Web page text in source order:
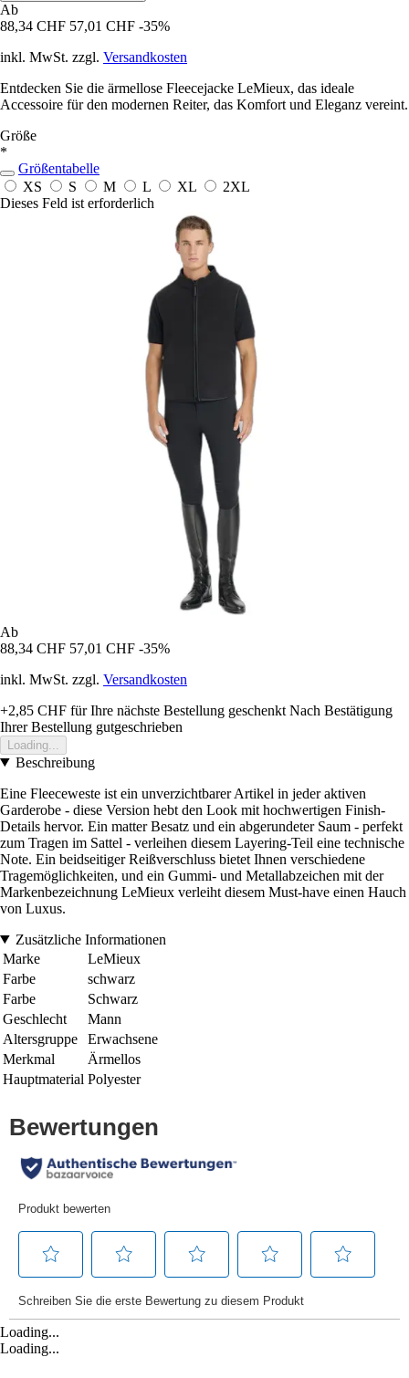
Ab
88,34 CHF 57,01 CHF -35%
inkl. MwSt. zzgl. Versandkosten
Entdecken Sie die ärmellose Fleecejacke LeMieux, das ideale
Accessoire für den modernen Reiter, das Komfort und Eleganz vereint.
Größe
*
Größentabelle
XS
S M L XL
2XL
Dieses Feld ist erforderlich
Ab
88,34 CHF 57,01 CHF -35%
inkl. MwSt. zzgl. Versandkosten
+2,85 CHF für Ihre nächste Bestellung geschenkt Nach Bestätigung
Ihrer Bestellung gutgeschrieben
Loading...
Beschreibung
Eine Fleeceweste ist ein unverzichtbarer Artikel in jeder aktiven
Garderobe - diese Version hebt den Look mit hochwertigen Finish-
Details hervor. Ein matter Besatz und ein abgerundeter Saum - perfekt
zum Tragen im Sattel - verleihen diesem Layering-Teil eine technische
Note. Ein beidseitiger Reißverschluss bietet Ihnen verschiedene
Tragemöglichkeiten, und ein Gummi- und Metallabzeichen mit der
Markenbezeichnung LeMieux verleiht diesem Must-have einen Hauch
von Luxus.
Zusätzliche Informationen
Marke
LeMieux
Farbe
schwarz
Farbe
Schwarz
Geschlecht
Mann
Altersgruppe
Erwachsene
Merkmal
Ärmellos
Hauptmaterial Polyester
Loading...
Loading...